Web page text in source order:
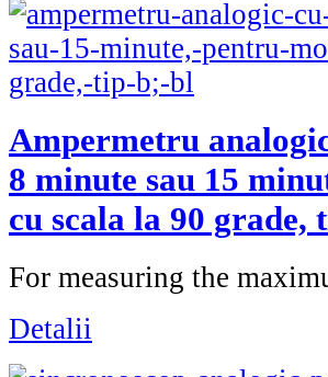
Ampermetru
8 minute sau 15
cu scala la 90 grade,
For measuring the
Detalii